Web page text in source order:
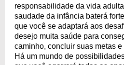
responsabilidade da vida
saudade da infância baterá
que você se adaptará aos
desejo muita saúde para
caminho, concluir suas metas
Há um mundo de